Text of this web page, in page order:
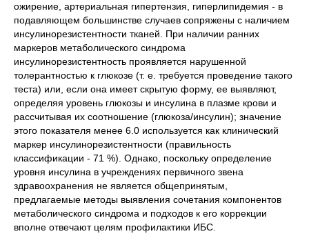
ожирение, артериальная гипертензия, гиперлипидемия - в
подавляющем большинстве случаев сопряжены с наличием
инсулинорезистентности тканей. При наличии ранних
маркеров метаболического синдрома
инсулинорезистентность проявляется нарушенной
толерантностью к глюкозе (т. е. требуется проведение такого
теста) или, если она имеет скрытую форму, ее выявляют,
определяя уровень глюкозы и инсулина в плазме крови и
рассчитывая их соотношение (глюкоза/инсулин); значение
этого показателя менее 6.0 используется как клинический
маркер инсулинорезистентности (правильность
классификации - 71 %). Однако, поскольку определение
уровня инсулина в учреждениях первичного звена
здравоохранения не является общепринятым,
предлагаемые методы выявления сочетания компонентов
метаболического синдрома и подходов к его коррекции
вполне отвечают целям профилактики ИБС.